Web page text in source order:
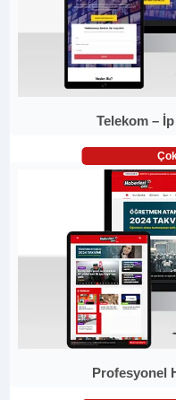
Telekom –
Profesyonel